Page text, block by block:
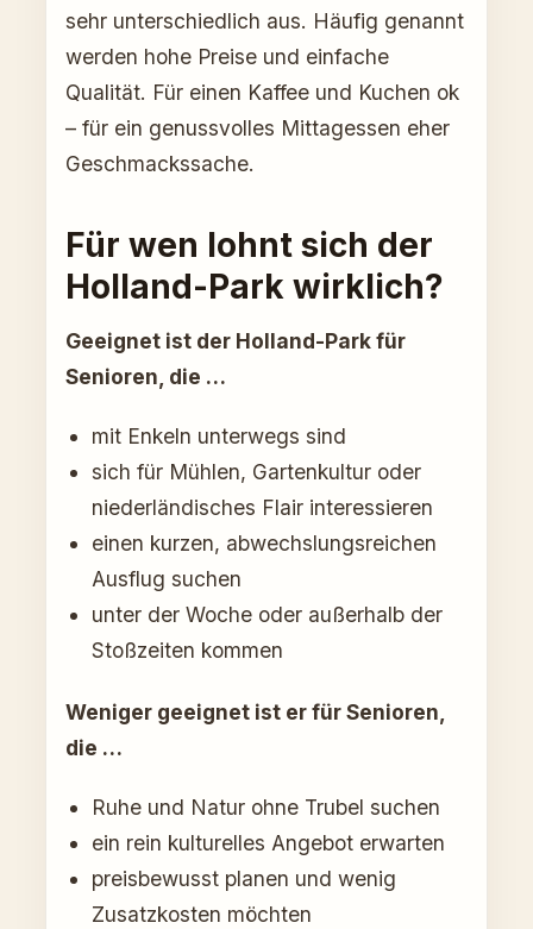
sehr unterschiedlich aus. Häufig genannt
werden hohe Preise und einfache
Qualität. Für einen Kaffee und Kuchen ok
– für ein genussvolles Mittagessen eher
Geschmackssache.
Für wen lohnt sich der
Holland-Park wirklich?
Geeignet ist der Holland-Park für
Senioren, die …
mit Enkeln unterwegs sind
sich für Mühlen, Gartenkultur oder
niederländisches Flair interessieren
einen kurzen, abwechslungsreichen
Ausflug suchen
unter der Woche oder außerhalb der
Stoßzeiten kommen
Weniger geeignet ist er für Senioren,
die …
Ruhe und Natur ohne Trubel suchen
ein rein kulturelles Angebot erwarten
preisbewusst planen und wenig
Zusatzkosten möchten